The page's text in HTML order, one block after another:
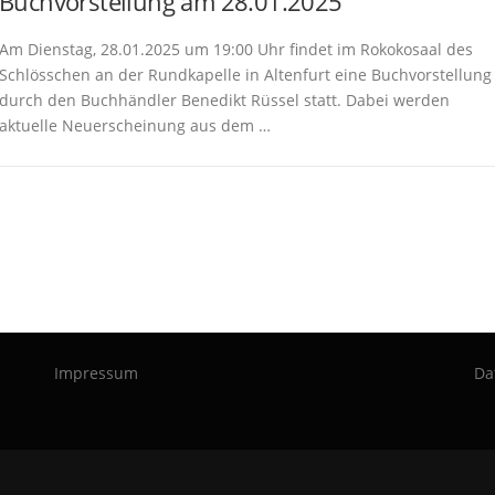
Am Dienstag, 28.01.2025 um 19:00 Uhr findet im Rokokosaal des
Schlösschen an der Rundkapelle in Altenfurt eine Buchvorstellung
durch den Buchhändler Benedikt Rüssel statt. Dabei werden
aktuelle Neuerscheinung aus dem …
Impressum